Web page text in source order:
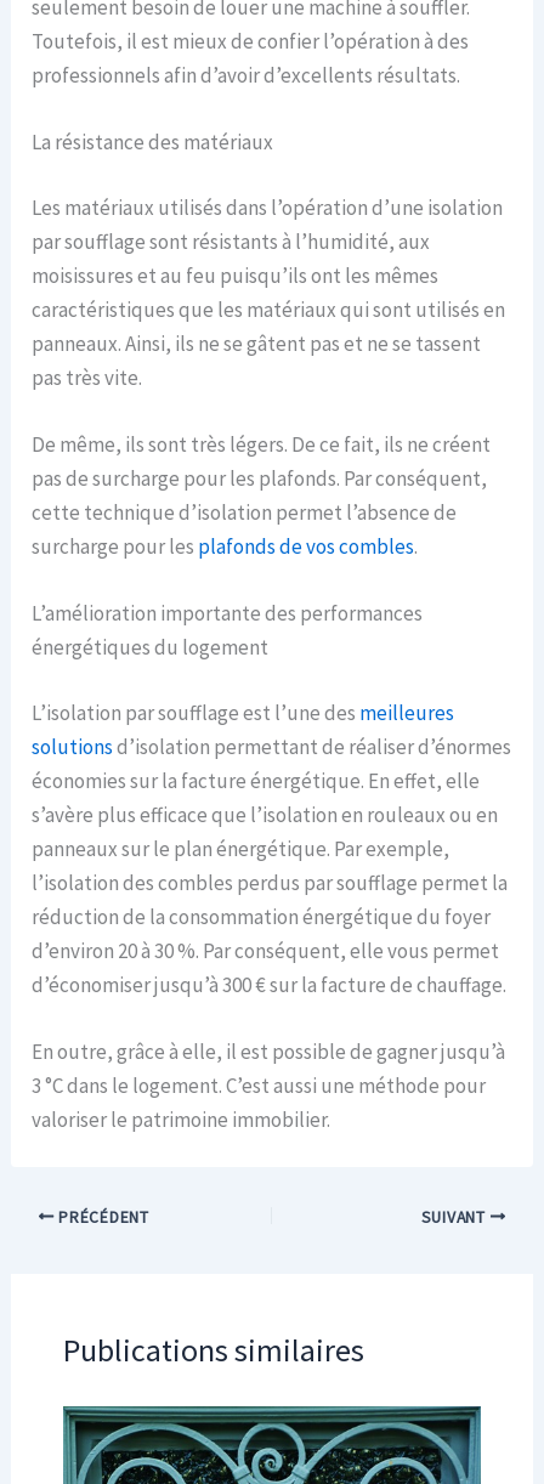
seulement besoin de louer une machine à souffler.
Toutefois, il est mieux de confier l’opération à des
professionnels afin d’avoir d’excellents résultats.
La résistance des matériaux
Les matériaux utilisés dans l’opération d’une isolation
par soufflage sont résistants à l’humidité, aux
moisissures et au feu puisqu’ils ont les mêmes
caractéristiques que les matériaux qui sont utilisés en
panneaux. Ainsi, ils ne se gâtent pas et ne se tassent
pas très vite.
De même, ils sont très légers. De ce fait, ils ne créent
pas de surcharge pour les plafonds. Par conséquent,
cette technique d’isolation permet l’absence de
surcharge pour les plafonds de vos combles.
L’amélioration importante des performances
énergétiques du logement
L’isolation par soufflage est l’une des meilleures
solutionsd’isolation permettant de réaliser d’énormes
économies sur la facture énergétique. En effet, elle
s’avère plus efficace que l’isolation en rouleaux ou en
panneaux sur le plan énergétique. Par exemple,
l’isolation des combles perdus par soufflage permet la
réduction de la consommation énergétique du foyer
d’environ 20 à 30 %. Par conséquent, elle vous permet
d’économiser jusqu’à 300 € sur la facture de chauffage.
En outre, grâce à elle, il est possible de gagner jusqu’à
3 °C dans le logement. C’est aussi une méthode pour
valoriser le patrimoine immobilier.
PRÉCÉDENT SUIVANT
Publications similaires